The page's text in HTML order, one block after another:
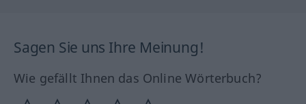
Sagen Sie uns Ihre Meinung!
Wie gefällt Ihnen das Online Wörterbuch?